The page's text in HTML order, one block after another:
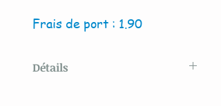
Frais de port : 1.90
Détails